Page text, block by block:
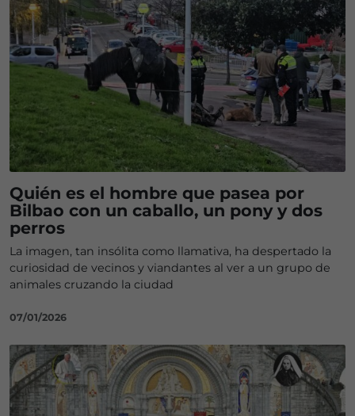
Quién es el hombre que pasea por
Bilbao con un caballo, un pony y dos
perros
La imagen, tan insólita como llamativa, ha despertado la
curiosidad de vecinos y viandantes al ver a un grupo de
animales cruzando la ciudad
07/01/2026